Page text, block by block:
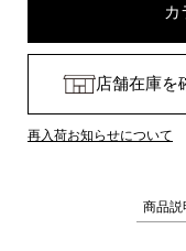
カ
店舗在庫を
再入荷お知らせについて
商品説